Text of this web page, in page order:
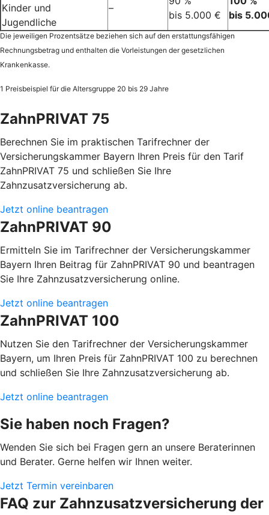
Kinder und
Jugendliche
–
bis 5.000 €
bis
Die jeweiligen Prozentsätze beziehen sich auf den erstattungsfähigen
Rechnungsbetrag und enthalten die Vorleistungen der gesetzlichen
Krankenkasse.
1 Preisbeispiel für die Altersgruppe 20 bis 29 Jahre
ZahnPRIVAT 75
Berechnen Sie im praktischen Tarifrechner der
Versicherungskammer Bayern Ihren Preis für den Tarif
ZahnPRIVAT 75 und schließen Sie Ihre
Zahnzusatzversicherung ab.
Jetzt online beantragen
ZahnPRIVAT 90
Ermitteln Sie im Tarifrechner der Versicherungskammer
Bayern Ihren Beitrag für ZahnPRIVAT 90 und beantragen
Sie Ihre Zahnzusatzversicherung online.
Jetzt online beantragen
ZahnPRIVAT 100
Nutzen Sie den Tarifrechner der Versicherungskammer
Bayern, um Ihren Preis für ZahnPRIVAT 100 zu berechnen
und schließen Sie Ihre Zahnzusatzversicherung ab.
Jetzt online beantragen
Sie haben noch Fragen?
Wenden Sie sich bei Fragen gern an unsere Beraterinnen
und Berater. Gerne helfen wir Ihnen weiter.
Jetzt Termin vereinbaren
FAQ zur Zahnzusatzversicherung der